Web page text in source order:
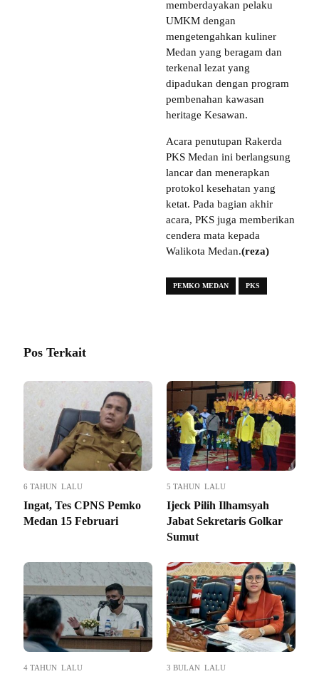
memberdayakan pelaku
UMKM dengan
mengetengahkan kuliner
Medan yang beragam dan
terkenal lezat yang
dipadukan dengan program
pembenahan kawasan
heritage Kesawan.
Acara penutupan Rakerda
PKS Medan ini berlangsung
lancar dan menerapkan
protokol kesehatan yang
ketat. Pada bagian akhir
acara, PKS juga memberikan
cendera mata kepada
Walikota Medan.(reza)
PEMKO MEDAN PKS
Pos Terkait
6 TAHUN LALU
Ingat, Tes CPNS Pemko
Medan 15 Februari
5 TAHUN LALU
Ijeck Pilih Ilhamsyah
Jabat Sekretaris Golkar
Sumut
4 TAHUN LALU 3 BULAN LALU